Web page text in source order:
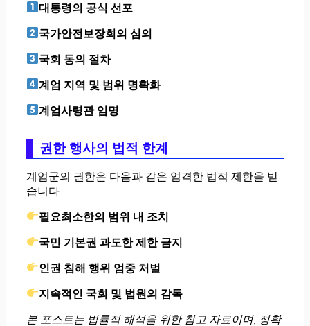
대통령의 공식 선포
국가안전보장회의 심의
국회 동의 절차
계엄 지역 및 범위 명확화
계엄사령관 임명
권한 행사의 법적 한계
계엄군의 권한은 다음과 같은 엄격한 법적 제한을 받
습니다
필요최소한의 범위 내 조치
국민 기본권 과도한 제한 금지
인권 침해 행위 엄중 처벌
지속적인 국회 및 법원의 감독
본 포스트는 법률적 해석을 위한 참고 자료이며, 정확